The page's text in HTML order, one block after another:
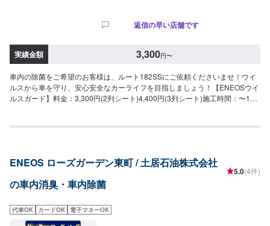
返信の早い店舗です
実績金額 3,300円〜
車内の除菌をご希望のお客様は、ルート182SSにご依頼くださいませ！ウイ
ルスから車を守り、安心安全なカーライフを目指しましょう！【ENEOSウイ
ルスガード】料金：3,300円(2列シート)4,400円(3列シート)施工時間：〜15
ENEOS ローズガーデン東町 / 土居石油株式会社
の車内消臭・車内除菌
5.0(4件)
代車OK カードOK 電子マネーOK